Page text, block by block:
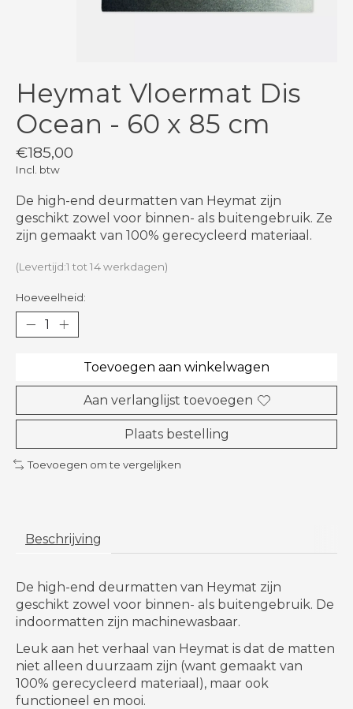
Heymat Vloermat Dis
Ocean - 60 x 85 cm
€185,00
Incl. btw
De high-end deurmatten van Heymat zijn
geschikt zowel voor binnen- als buitengebruik. Ze
zijn gemaakt van 100% gerecycleerd materiaal.
(Levertijd:1 tot 14 werkdagen)
Hoeveelheid:
Toevoegen aan winkelwagen
Aan verlanglijst toevoegen
Plaats bestelling
Toevoegen om te vergelijken
Beschrijving
De high-end deurmatten van Heymat zijn
geschikt zowel voor binnen- als buitengebruik. De
indoormatten zijn machinewasbaar.
Leuk aan het verhaal van Heymat is dat de matten
niet alleen duurzaam zijn (want gemaakt van
100% gerecycleerd materiaal), maar ook
functioneel en mooi.